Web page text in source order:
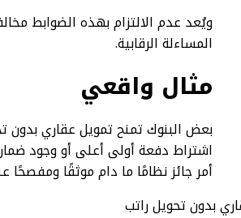
ويُعد عدم الالتزام بهذه الضوابط
المساءلة الرقابية.
مثال واقعي
بعض البنوك تمنح تمويل عقاري بدون
اشتراط دفعة أولى أعلى أو وجود
أمر جائز نظامًا ما دام موثقًا ومفصحًا